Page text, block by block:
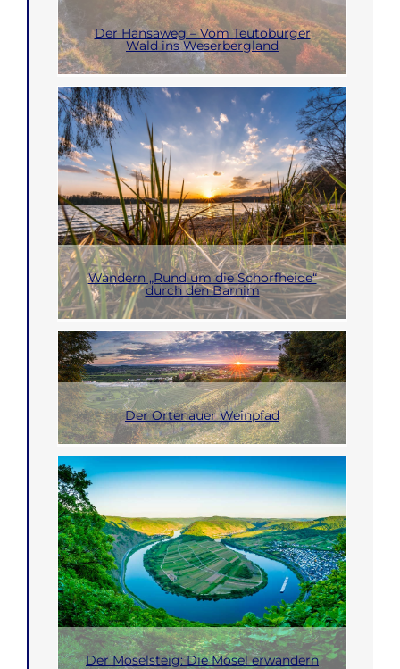
Der Hansaweg – Vom Teutoburger
Wald ins Weserbergland
Wandern „Rund um die Schorfheide“
durch den Barnim
Der Ortenauer Weinpfad
Der Moselsteig: Die Mosel erwandern